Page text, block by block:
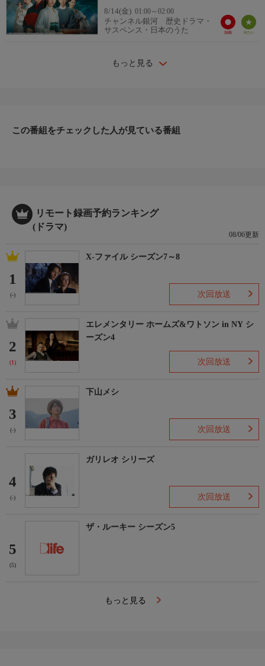
8/14(金) 01:00～02:00
チャンネル銀河 歴史ドラマ・
サスペンス・日本のうた
もっと見る
この番組をチェックした人が見ている番組
リモート録画予約ランキング
(ドラマ)
08/06更新
1
(-)
X-ファイル シーズン7～8
次回放送
2
(1)
エレメンタリー ホームズ&ワトソン in NY シ
ーズン4
次回放送
3
(-)
下山メシ
次回放送
4
(-)
ガリレオ シリーズ
次回放送
5
(5)
ザ・ルーキー シーズン5
もっと見る